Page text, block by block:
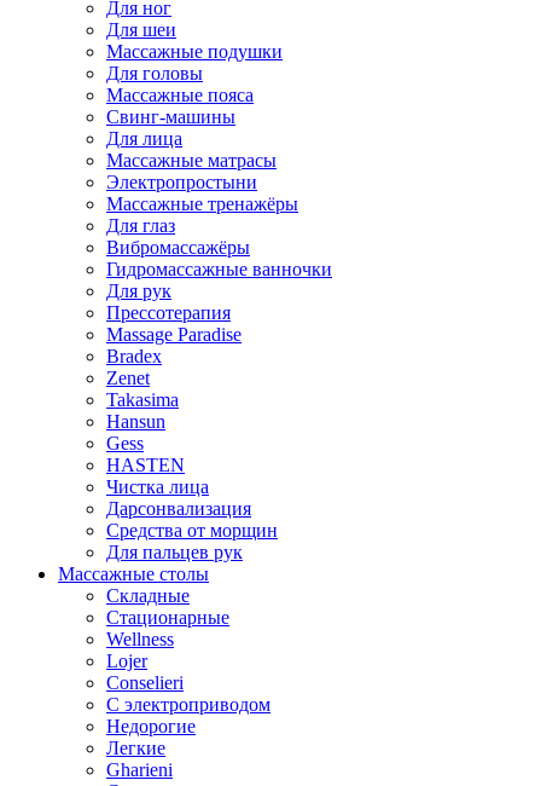
Для ног
Для шеи
Массажные подушки
Для головы
Массажные пояса
Свинг-машины
Для лица
Массажные матрасы
Электропростыни
Массажные тренажёры
Для глаз
Вибромассажёры
Гидромассажные ванночки
Для рук
Прессотерапия
Massage Paradise
Bradex
Zenet
Takasima
Hansun
Gess
HASTEN
Чистка лица
Дарсонвализация
Средства от морщин
Для пальцев рук
Массажные столы
Складные
Стационарные
Wellness
Lojer
Conselieri
С электроприводом
Недорогие
Легкие
Gharieni